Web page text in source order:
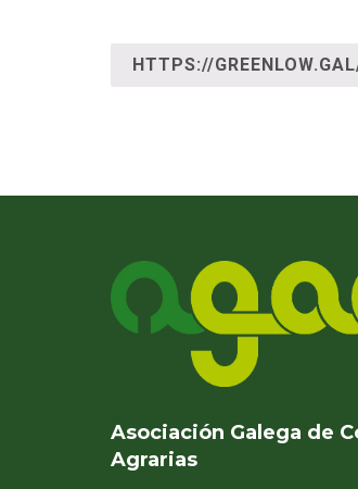
HTTPS://
Asociación Galega de
Agrarias